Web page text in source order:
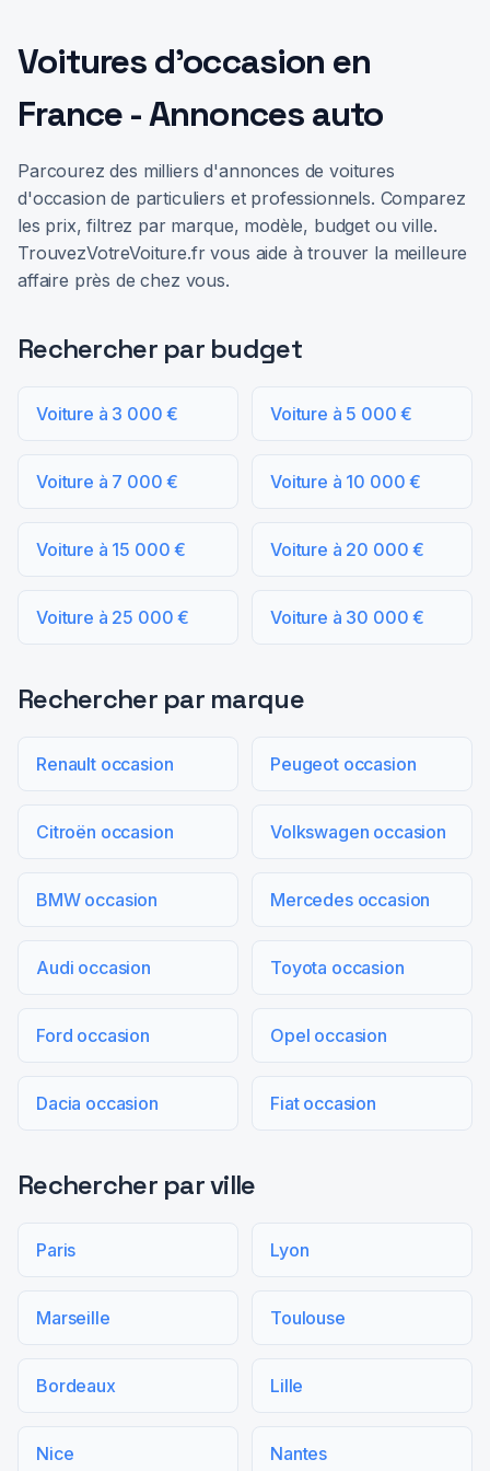
Voitures d'occasion en
France - Annonces auto
Parcourez des milliers d'annonces de voitures
d'occasion de particuliers et professionnels. Comparez
les prix, filtrez par marque, modèle, budget ou ville.
TrouvezVotreVoiture.fr vous aide à trouver la meilleure
affaire près de chez vous.
Rechercher par budget
Voiture à 3 000 € Voiture à 5 000 €
Voiture à 7 000 € Voiture à 10 000 €
Voiture à 15 000 € Voiture à 20 000 €
Voiture à 25 000 € Voiture à 30 000 €
Rechercher par marque
Renault occasion Peugeot occasion
Citroën occasion Volkswagen occasion
BMW occasion Mercedes occasion
Audi occasion Toyota occasion
Ford occasion Opel occasion
Dacia occasion Fiat occasion
Rechercher par ville
Paris Lyon
Marseille Toulouse
Bordeaux Lille
Nice Nantes